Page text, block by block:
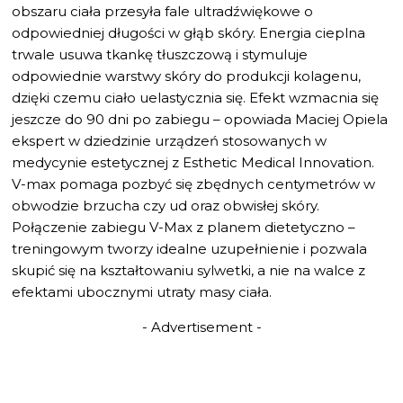
obszaru ciała przesyła fale ultradźwiękowe o
odpowiedniej długości w głąb skóry. Energia cieplna
trwale usuwa tkankę tłuszczową i stymuluje
odpowiednie warstwy skóry do produkcji kolagenu,
dzięki czemu ciało uelastycznia się. Efekt wzmacnia się
jeszcze do 90 dni po zabiegu – opowiada Maciej Opiela
ekspert w dziedzinie urządzeń stosowanych w
medycynie estetycznej z Esthetic Medical Innovation.
V-max pomaga pozbyć się zbędnych centymetrów w
obwodzie brzucha czy ud oraz obwisłej skóry.
Połączenie zabiegu V-Max z planem dietetyczno –
treningowym tworzy idealne uzupełnienie i pozwala
skupić się na kształtowaniu sylwetki, a nie na walce z
efektami ubocznymi utraty masy ciała.
- Advertisement -